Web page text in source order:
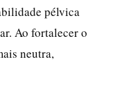
pélvica
Ao fortalecer o
neutra,